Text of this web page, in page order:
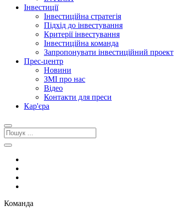
Інвестиції
Інвестиційна стратегія
Підхід до інвестування
Критерії інвестування
Інвестиційна команда
Запропонувати інвестиційний проект
Прес-центр
Новини
ЗМІ про нас
Відео
Контакти для преси
Кар'єра
Команда